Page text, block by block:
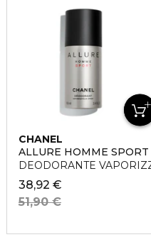
CHANEL
ALLURE HOMME SPORT
DEODORANTE
38,92 €
51,90 €